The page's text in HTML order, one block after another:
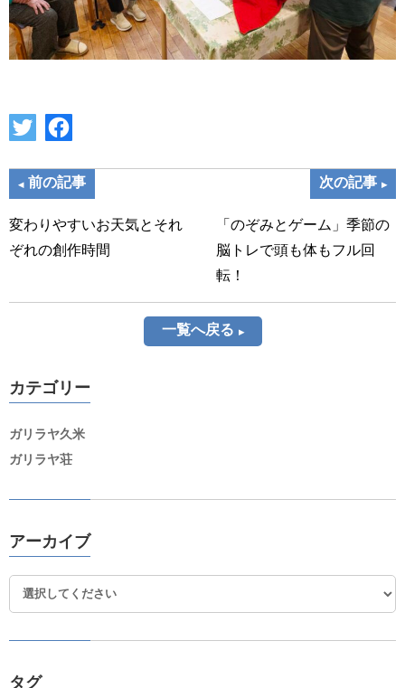
前の記事
変わりやすいお天気とそれ
ぞれの創作時間
次の記事
「のぞみとゲーム」季節の
脳トレで頭も体もフル回
転！
一覧へ戻る
カテゴリー
ガリラヤ久米
ガリラヤ荘
アーカイブ
タグ